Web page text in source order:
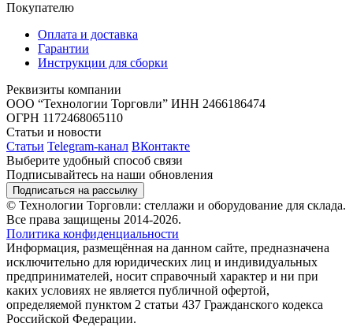
Покупателю
Оплата и доставка
Гарантии
Инструкции для сборки
Реквизиты компании
ООО “Технологии Торговли” ИНН 2466186474
ОГРН 1172468065110
Статьи и новости
Статьи Telegram-канал ВКонтакте
Выберите удобный способ связи
Подписывайтесь на наши обновления
Подписаться на рассылку
© Технологии Торговли: стеллажи и оборудование для склада.
Все права защищены 2014-2026.
Политика конфиденциальности
Информация, размещённая на данном сайте, предназначена
исключительно для юридических лиц и индивидуальных
предпринимателей, носит справочный характер и ни при
каких условиях не является публичной офертой,
определяемой пунктом 2 статьи 437 Гражданского кодекса
Российской Федерации.